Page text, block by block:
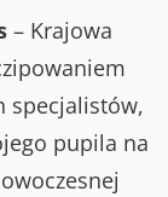
– Krajowa
specjalistów,
pupila na